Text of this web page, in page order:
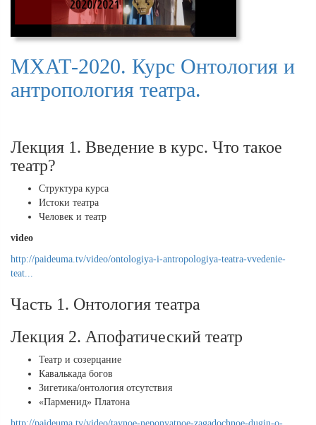
МХАТ-2020. Курс Онтология и
антропология театра.
Лекция 1. Введение в курс. Что такое
театр?
Структура курса
Истоки театра
Человек и театр
video
http://paideuma.tv/video/ontologiya-i-antropologiya-teatra-vvedenie-
teat...
Часть 1. Онтология театра
Лекция 2. Апофатический театр
Театр и созерцание
Кавалькада богов
Зигетика/онтология отсутствия
«Парменид» Платона